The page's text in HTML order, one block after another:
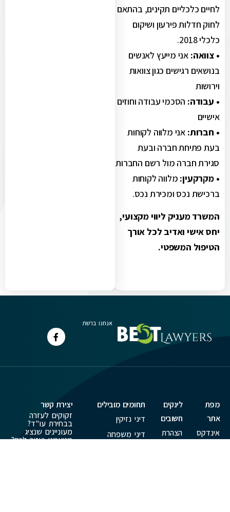
לחיים כלכליים תקינים, בהתאם
לחוק חדלות פירעון ושיקום
כלכלי 2018.
• צוואה: אני מייעץ לאנשים
בנושאים רגישים כגון צוואות
וירושות
• עבודה: הסכמי עבודה וחוזים
אישיים
• חברות: אני מלווה לקוחות
בעת פתיחת חברה ובעת
סגירת חברה מול רשם החברות
• מקרקעין: מלווה לקוחות
ברכישת נכס ומכירת נכס.
המשרד מעניק ליווי מקצועי,
יחס אישי ואדיב לכל אורך
הטיפול המשפטי.
אנחנו ברשת
מפת
אתר
אינדקס
עורכי דין
לינקים
חשובים
הצהרת
נגישות
תחומים מובילים
דיני נזיקין
דיני משפחה
יצירת קשר
זקוקים לעזרה
בבחירת עו"ד?
מעוניינים שנציג
מטעמנו יעזור לכם?